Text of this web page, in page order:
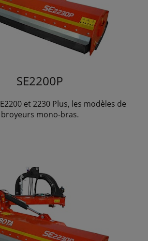
SE2200P
et 2230 Plus, les modèles de
broyeurs mono-bras.